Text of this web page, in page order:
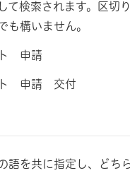
て検索されます。区切
も構いません。
ト 申請
ト 申請 交付
語を共に指定し、どち